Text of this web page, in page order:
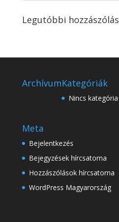
Legutóbbi
ArchívumKategóriák
Nincs kategória
Meta
Bejelentkezés
Bejegyzések hírcsatorna
Hozzászólások hírcsatorna
WordPress Magyarország